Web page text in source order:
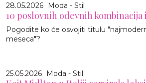
28.05.2026 Moda - Stil
10 poslovnih odevnih
Pogodite ko će osvojiti titulu
meseca"?
25.05.2026 Moda - Stil